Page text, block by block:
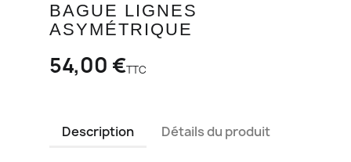
BAGUE LIGNES
ASYMÉTRIQUE
54,00 €TTC
Description Détails du produit